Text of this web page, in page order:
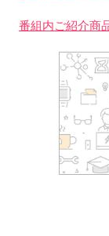
番組内ご紹介商